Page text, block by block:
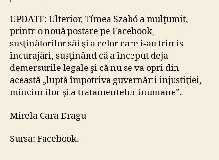
UPDATE: Ulterior, Tímea Szabó a mulţumit,
printr-o nouă postare pe Facebook,
susţinătorilor săi şi a celor care i-au trimis
încurajări, susţinând că a început deja
demersurile legale şi că nu se va opri din
această „luptă împotriva guvernării injustiţiei,
minciunilor şi a tratamentelor inumane”.
Mirela Cara Dragu
Sursa: Facebook.